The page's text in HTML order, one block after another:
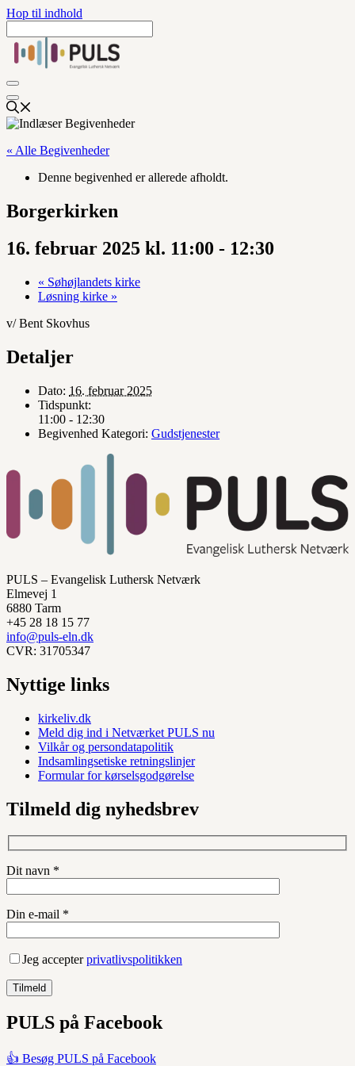
Hop til indhold
« Alle Begivenheder
Denne begivenhed er allerede afholdt.
Borgerkirken
16. februar 2025 kl. 11:00 - 12:30
« Søhøjlandets kirke
Løsning kirke »
v/ Bent Skovhus
Detaljer
Dato: 16. februar 2025
Tidspunkt:
11:00 - 12:30
Begivenhed Kategori: Gudstjenester
PULS – Evangelisk Luthersk Netværk
Elmevej 1
6880 Tarm
+45 28 18 15 77
info@puls-eln.dk
CVR: 31705347
Nyttige links
kirkeliv.dk
Meld dig ind i Netværket PULS nu
Vilkår og persondatapolitik
Indsamlingsetiske retningslinjer
Formular for kørselsgodgørelse
Tilmeld dig nyhedsbrev
Dit navn *
Din e-mail *
Jeg accepterprivatlivspolitikken
PULS på Facebook
👍 Besøg PULS på Facebook